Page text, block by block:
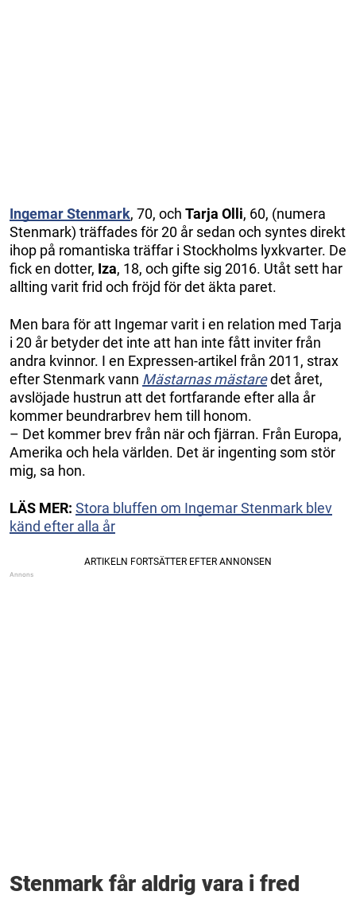
Ingemar Stenmark, 70, och Tarja Olli, 60, (numera
Stenmark) träffades för 20 år sedan och syntes direkt
ihop på romantiska träffar i Stockholms lyxkvarter. De
fick en dotter, Iza, 18, och gifte sig 2016. Utåt sett har
allting varit frid och fröjd för det äkta paret.
Men bara för att Ingemar varit i en relation med Tarja
i 20 år betyder det inte att han inte fått inviter från
andra kvinnor. I en Expressen-artikel från 2011, strax
efter Stenmark vann Mästarnas mästaredet året,
avslöjade hustrun att det fortfarande efter alla år
kommer beundrarbrev hem till honom.
– Det kommer brev från när och fjärran. Från Europa,
Amerika och hela världen. Det är ingenting som stör
mig, sa hon.
LÄS MER: Stora bluffen om Ingemar Stenmark blev
känd efter alla år
Stenmark får aldrig vara i fred